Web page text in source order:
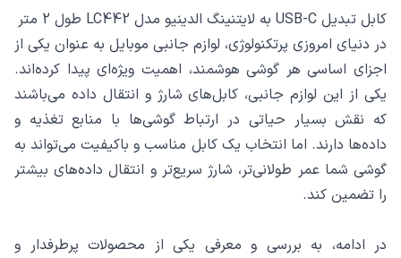
کابل تبدیل USB-C به لایتنینگ الدینیو مدل LC442 طول 2 متر
در دنیای امروزی پرتکنولوژی، لوازم جانبی موبایل به عنوان یکی از
اجزای اساسی هر گوشی هوشمند، اهمیت ویژه‌ای پیدا کرده‌اند.
یکی از این لوازم جانبی، کابل‌های شارژ و انتقال داده می‌باشند
که نقش بسیار حیاتی در ارتباط گوشی‌ها با منابع تغذیه و
داده‌ها دارند. اما انتخاب یک کابل مناسب و باکیفیت می‌تواند به
گوشی شما عمر طولانی‌تر، شارژ سریع‌تر و انتقال داده‌های بیشتر
را تضمین کند.
در ادامه، به بررسی و معرفی یکی از محصولات پرطرفدار و